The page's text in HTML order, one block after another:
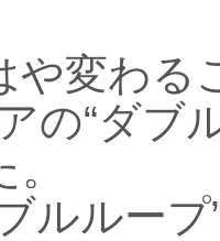
や変わる
の“ダブ
ルルー